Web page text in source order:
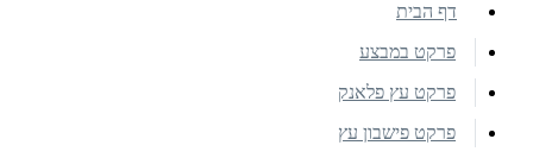
דף הבית
פרקט במבצע
פרקט עץ פלאנק
פרקט פישבון עץ